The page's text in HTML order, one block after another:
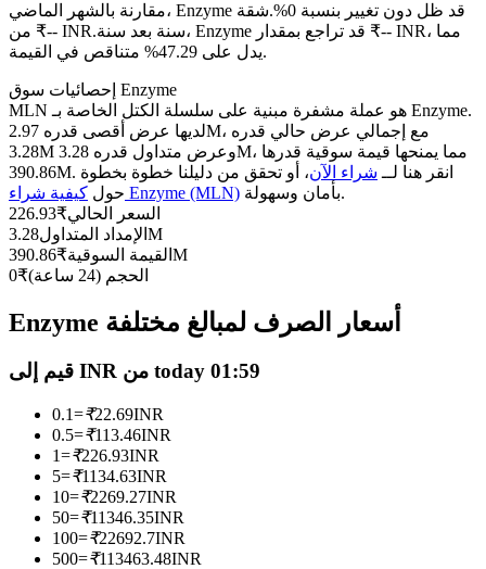
العقود الآجلة باستخدام USDC كضمان
نسخ التداول
انضم إلى أفضل المتداولين
مقارنة بالشهر الماضي، Enzyme قد ظل دون تغيير بنسبة 0%.شقة
من ₹-- INR.سنة بعد سنة، Enzyme قد تراجع بمقدار ₹-- INR، مما
يدل على 47.29% متناقص في القيمة.
إحصائيات سوق Enzyme
MLN هو عملة مشفرة مبنية على سلسلة الكتل الخاصة بـ Enzyme.
لديها عرض أقصى قدره 2.97M، مع إجمالي عرض حالي قدره
3.28M وعرض متداول قدره 3.28M، مما يمنحها قيمة سوقية قدرها
390.86M. انقر هنا لــ شراء الآن، أو تحقق من دليلنا خطوة بخطوة
حول كيفية شراء Enzyme (MLN)
بأمان وسهولة.
السعر الحالي₹
226.93
الإمداد المتداول 3.28M
القيمة السوقية₹
390.86M
الحجم (24 ساعة)
₹
0
Enzyme أسعار الصرف لمبالغ مختلفة
قيم إلى INR من today 01:59
0.1=₹22.69INR
0.5=₹113.46INR
1=₹226.93INR
5=₹1134.63INR
10=₹2269.27INR
50=₹11346.35INR
100=₹22692.7INR
500=₹113463.48INR